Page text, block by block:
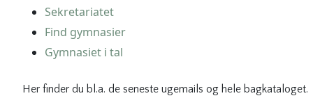
Sekretariatet
Find gymnasier
Gymnasiet i tal
Her finder du bl.a. de seneste ugemails og hele bagkataloget.